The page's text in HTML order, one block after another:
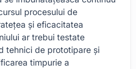
procesului de
și eficacitatea
ar trebui testate
tehnici de prototipare și
timpurie a